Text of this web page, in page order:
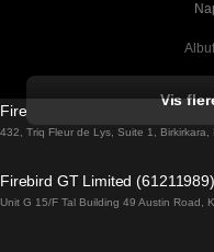
Vis
Firebird GT Limited (OC 1451)
432, Triq Fleur de Lys, Suite 1, Birkirkara,
Firebird GT Limited (61211989)
Unit G 15/F Tal Building 49 Austin Road,